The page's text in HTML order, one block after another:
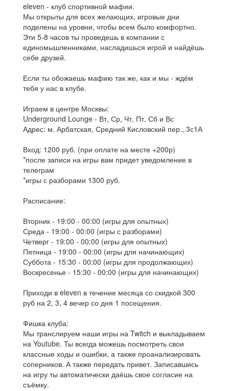
eleven - клуб спортивной мафии.
Мы открыты для всех желающих, игровые дни
поделены на уровни, чтобы всем было комфортно.
Эти 5-8 часов ты проведешь в компании с
единомышленниками, насладишься игрой и найдёшь
себе друзей.
Если ты обожаешь мафию так же, как и мы - ждём
тебя у нас в клубе.
Играем в центре Москвы:
Underground Lounge - Вт, Ср, Чт, Пт, Сб и Вс
Адрес: м. Арбатская, Средний Кисловский пер., 3с1А
Вход: 1200 руб. (при оплате на месте +200р)
*после записи на игры вам придет уведомление в
телеграм
*игры с разборами 1300 руб.
Расписание:
Вторник - 19:00 - 00:00 (игры для опытных)
Среда - 19:00 - 00:00 (игры с разборами)
Четверг - 19:00 - 00:00 (игры для опытных)
Пятница - 19:00 - 00:00 (игры для начинающих)
Суббота - 15:30 - 00:00 (игры для продолжающих)
Воскресенье - 15:30 - 00:00 (игры для начинающих)
Приходи в eleven в течение месяца со скидкой 300
руб на 2, 3, 4 вечер со дня 1 посещения.
Фишка клуба:
Мы транслируем наши игры на Twitch и выкладываем
на Youtube. Ты всегда можешь посмотреть свои
классные ходы и ошибки, а также проанализировать
соперников. А также передать привет. Записавшись
на игру ты автоматически даёшь свое согласие на
съёмку.